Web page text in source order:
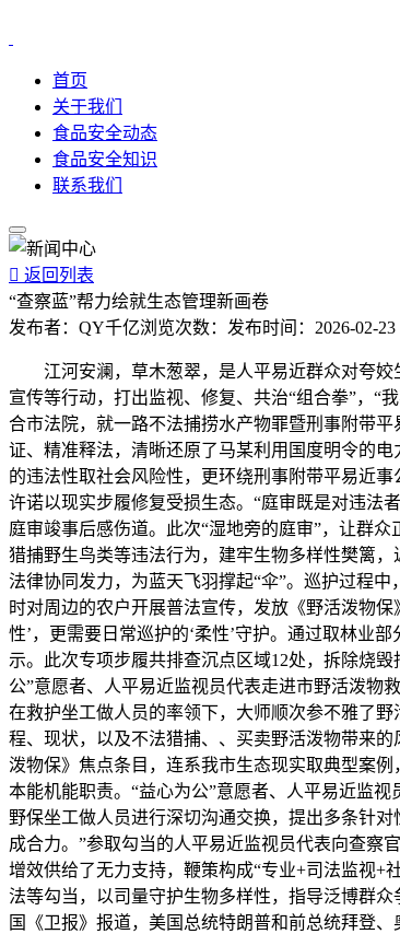
首页
关于我们
食品安全动态
食品安全知识
联系我们
 返回列表
“查察蓝”帮力绘就生态管理新画卷
发布者： QY千亿浏览次数： 发布时间： 2026-02-23
江河安澜，草木葱翠，是人平易近群众对夸姣
宣传等行动，打出监视、修复、共治“组合拳”，
合市法院，就一路不法捕捞水产物罪暨刑事附带
证、精准释法，清晰还原了马某利用国度明令的
的违法性取社会风险性，更环绕刑事附带平易近
许诺以现实步履修复受损生态。“庭审既是对违法
庭审竣事后感伤道。此次“湿地旁的庭审”，让群
猎捕野生鸟类等违法行为，建牢生物多样性樊篱
法律协同发力，为蓝天飞羽撑起“伞”。巡护过程
时对周边的农户开展普法宣传，发放《野活泼物
性’，更需要日常巡护的‘柔性’守护。通过取林业
示。此次专项步履共排查沉点区域12处，拆除烧
公”意愿者、人平易近监视员代表走进市野活泼物
在救护坐工做人员的率领下，大师顺次参不雅了
程、现状，以及不法猎捕、、买卖野活泼物带来
泼物保》焦点条目，连系我市生态现实取典型案
本能机能职责。“益心为公”意愿者、人平易近监
野保坐工做人员进行深切沟通交换，提出多条针
成合力。”参取勾当的人平易近监视员代表向查察
增效供给了无力支持，鞭策构成“专业+司法监视+
法等勾当，以司量守护生物多样性，指导泛博群
国《卫报》报道，美国总统特朗普和前总统拜登